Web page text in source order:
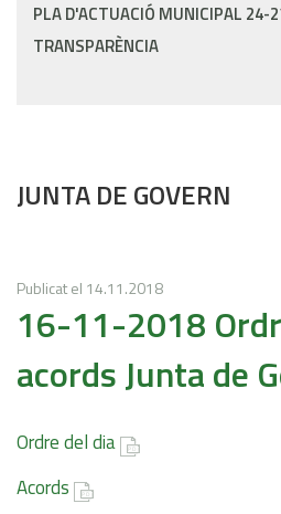
PLA D'ACTUACIÓ MUNICIPAL 24-
TRANSPARÈNCIA
JUNTA DE GOVERN
Publicat el 14.11.2018
16-11-2018
acords Junta de
Ordre del dia
Acords